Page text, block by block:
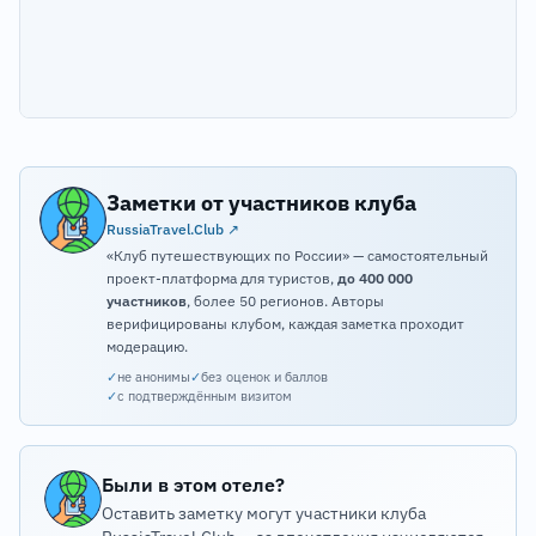
Заметки от участников клуба
RussiaTravel.Club ↗
«Клуб путешествующих по России» — самостоятельный
проект-платформа для туристов, до 400 000
участников, более 50 регионов. Авторы
верифицированы клубом, каждая заметка проходит
модерацию.
✓не анонимы✓без оценок и баллов
✓с подтверждённым визитом
Были в этом отеле?
Оставить заметку могут участники клуба